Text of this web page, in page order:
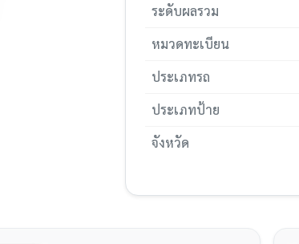
ระดับผลรวม
หมวดทะเบียน
ประเภทรถ
ประเภทป้าย
จังหวัด